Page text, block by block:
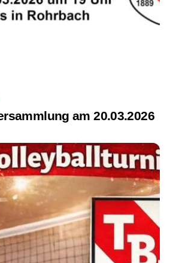
am 20.03.2026